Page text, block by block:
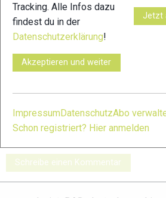
VERWANDTE ARTIKEL
Ultra 3: Galerie
235: Galerie
Schreibe einen Kommentar
Tracking. Alle Infos dazu
findest du in der
Datenschutzerklärung!
Akzeptieren und weiter
Jetzt
Impressum DatenschutzAbo
Schon registriert? Hier anmelden